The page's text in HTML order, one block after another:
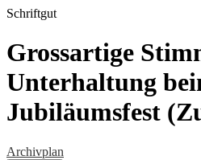
Schriftgut
Grossartige
Unterhaltung
Jubiläumsfest
Archivplan